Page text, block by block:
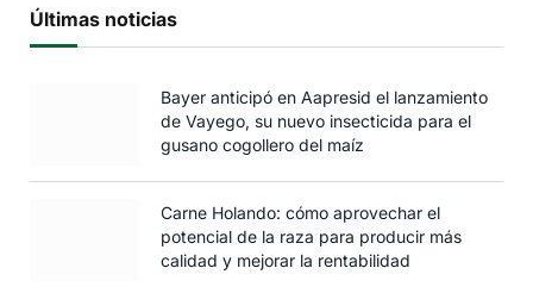
Últimas noticias
Bayer anticipó en Aapresid el lanzamiento
de Vayego, su nuevo insecticida para el
gusano cogollero del maíz
Carne Holando: cómo aprovechar el
potencial de la raza para producir más
calidad y mejorar la rentabilidad